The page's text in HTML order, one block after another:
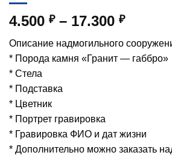
4.500 ₽ – 17.300 ₽
4.500 ₽
–
Описание надмогильного
* Порода камня «Гранит — габбро»
* Стела
* Подставка
* Цветник
* Портрет гравировка
* Гравировка ФИО и дат жизни
* Дополнительно можно заказать